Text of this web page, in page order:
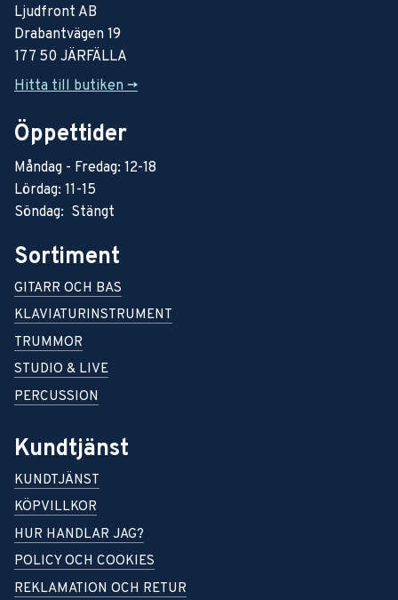
Ljudfront AB
Drabantvägen 19
177 50 JÄRFÄLLA
Hitta till butiken ->
Öppettider
Måndag - Fredag: 12-18
Lördag: 11-15
Söndag: Stängt
Sortiment
GITARR OCH BAS
KLAVIATURINSTRUMENT
TRUMMOR
STUDIO & LIVE
PERCUSSION
Kundtjänst
KUNDTJÄNST
KÖPVILLKOR
HUR HANDLAR JAG?
POLICY OCH COOKIES
REKLAMATION OCH RETUR